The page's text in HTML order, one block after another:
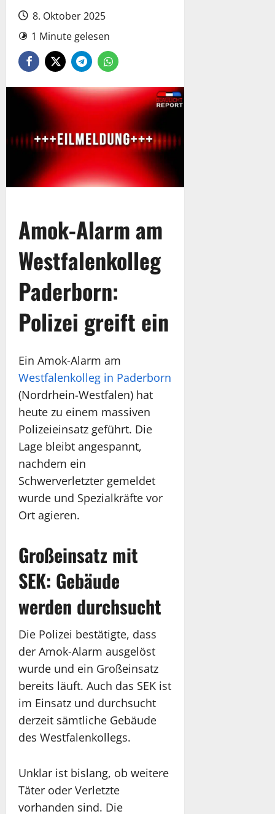
8. Oktober 2025
1 Minute gelesen
Amok-Alarm am
Westfalenkolleg
Paderborn:
Polizei greift ein
Ein Amok-Alarm am
Westfalenkolleg in Paderborn
(Nordrhein-Westfalen) hat
heute zu einem massiven
Polizeieinsatz geführt. Die
Lage bleibt angespannt,
nachdem ein
Schwerverletzter gemeldet
wurde und Spezialkräfte vor
Ort agieren.
Großeinsatz mit
SEK: Gebäude
werden durchsucht
Die Polizei bestätigte, dass
der Amok-Alarm ausgelöst
wurde und ein Großeinsatz
bereits läuft. Auch das SEK ist
im Einsatz und durchsucht
derzeit sämtliche Gebäude
des Westfalenkollegs.
Unklar ist bislang, ob weitere
Täter oder Verletzte
vorhanden sind. Die